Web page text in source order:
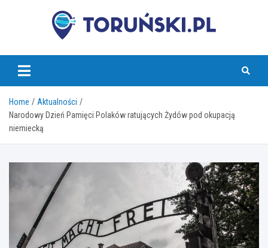
torunski.pl
Home
Aktualności
Narodowy Dzień Pamięci Polaków ratujących Żydów pod okupacją
niemiecką